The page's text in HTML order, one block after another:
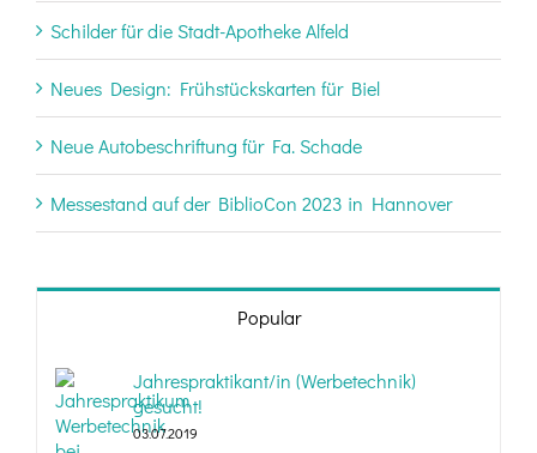
Schilder für die Stadt-Apotheke Alfeld
Neues Design: Frühstückskarten für Biel
Neue Autobeschriftung für Fa. Schade
Messestand auf der BiblioCon 2023 in Hannover
Popular
Jahrespraktikant/in (Werbetechnik)
gesucht!
03.07.2019